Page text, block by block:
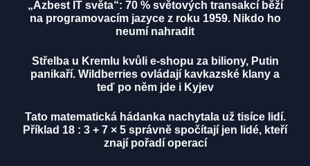
„Azbest IT světa“: 70 % světových transakcí běží
na programovacím jazyce z roku 1959. Nikdo ho
neumí nahradit
Střelba u Kremlu kvůli e-shopu za biliony, Putin
panikaří. Wildberries ovládají kavkazské klany a
teď po něm jde i Kyjev
Tato matematická hádanka nachytala už tisíce lidí.
Příklad 18 : 3 + 7 × 5 správně spočítají jen lidé, kteří
znají pořadí operací